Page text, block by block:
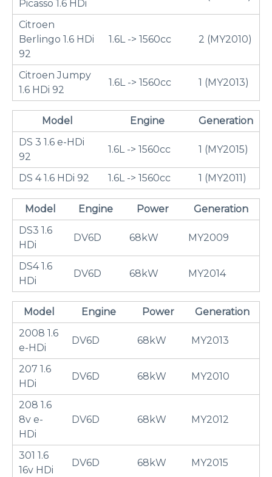
Picasso 1.6 HDi
Citroen
Berlingo 1.6 HDi
92
1.6L -> 1560cc 2 (MY2010)
Citroen Jumpy
1.6 HDi 92
1.6L -> 1560cc 1 (MY2013)
Model Engine
Generation
DS 3 1.6 e-HDi
92
1.6L -> 1560cc 1 (MY2015)
DS 4 1.6 HDi 92 1.6L -> 1560cc 1 (MY2011)
Model Engine Power
Generation
DS3 1.6
HDi
DV6D 68kW MY2009
DS4 1.6
HDi
DV6D 68kW MY2014
Model Engine Power
Generation
2008 1.6
e-HDi
DV6D 68kW MY2013
207 1.6
HDi
DV6D 68kW MY2010
208 1.6
8v e-
HDi
DV6D 68kW MY2012
301 1.6
16v HDi
DV6D 68kW MY2015